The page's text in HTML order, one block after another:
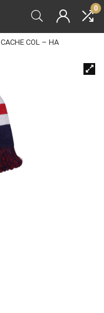
0
CACHE COL – HA